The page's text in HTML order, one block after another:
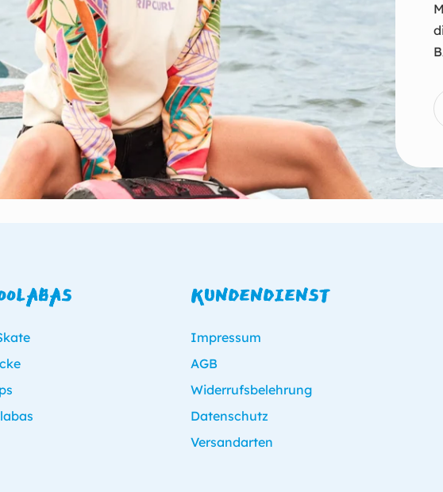
KUNDENDIENST
Impressum
AGB
Widerrufsbelehrung
Datenschutz
Versandarten